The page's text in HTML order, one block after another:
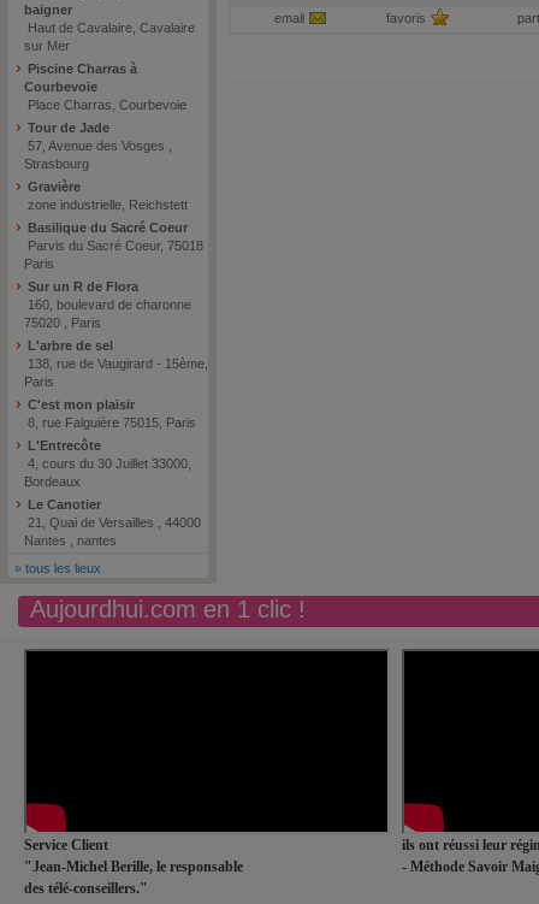
baigner
Haut de Cavalaire, Cavalaire
sur Mer
Piscine Charras à
Courbevoie
Place Charras, Courbevoie
Tour de Jade
57, Avenue des Vosges ,
Strasbourg
Gravière
zone industrielle, Reichstett
Basilique du Sacré Coeur
Parvis du Sacré Coeur, 75018
Paris
Sur un R de Flora
160, boulevard de charonne
75020 , Paris
L'arbre de sel
138, rue de Vaugirard - 15ème,
Paris
C'est mon plaisir
8, rue Falguière 75015, Paris
L'Entrecôte
4, cours du 30 Juillet 33000,
Bordeaux
Le Canotier
21, Quai de Versailles , 44000
Nantes , nantes
» tous les lieux
email favoris
Aujourdhui.com en 1 clic !
Service Client
"Jean-Michel Berille, le responsable
des télé-conseillers."
ils ont réussi leur
- Méthode Savoir